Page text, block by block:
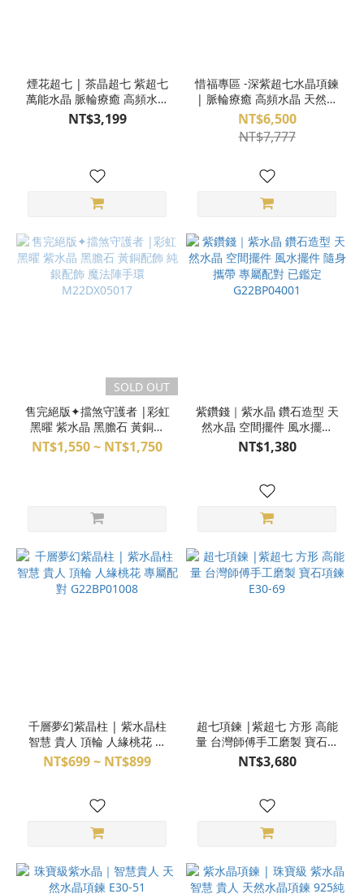
煙花超七 | 茶晶超七 紫超七
萬能水晶 脈輪療癒 高頻水晶
台灣師傅手磨 天然石項鍊
925純銀 K30-49
NT$3,199
惜福專區 -深紫超七水晶項鍊
| 脈輪療癒 高頻水晶 天然水
晶項鍊 L22-69
NT$6,500
NT$7,777
SOLD OUT
售完絕版✦擋煞守護者 |彩虹
黑曜 紫水晶 黑膽石 黃銅配
飾 純銀配飾 魔法陣手環
M22DX05017
NT$1,550 ~ NT$1,750
紫鑽錢｜紫水晶 鑽石造型 天
然水晶 空間擺件 風水擺件
隨身攜帶 專屬配對 已鑑定
G22BP04001
NT$1,380
千層夢幻紫晶柱 | 紫水晶柱
智慧 貴人 頂輪 人緣桃花 專
屬配對 G22BP01008
NT$699 ~ NT$899
超七項鍊 |紫超七 方形 高能
量 台灣師傅手工磨製 寶石項
鍊 E30-69
NT$3,680